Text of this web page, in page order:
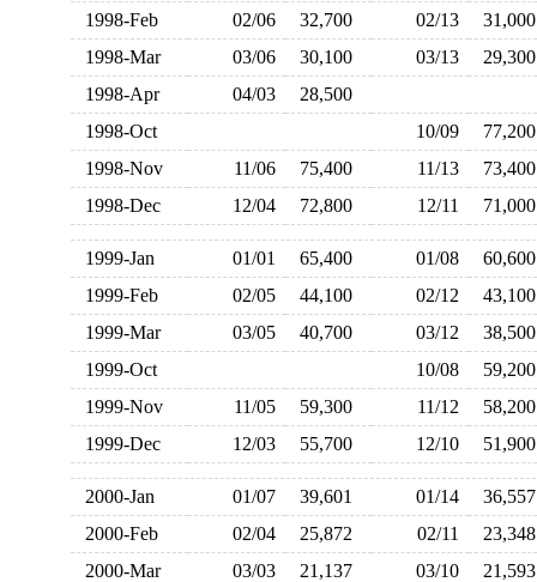
1998-Feb
02/06 32,700 02/13
1998-Mar
03/06 30,100 03/13
1998-Apr
04/03
28,500
1998-Oct
10/09
1998-Nov
11/06 75,400 11/13
1998-Dec
12/04 72,800 12/11
1999-Jan 01/01 65,400 01/08
1999-Feb
02/05 44,100 02/12
1999-Mar
03/05 40,700 03/12
1999-Oct
10/08
1999-Nov
11/05 59,300 11/12
1999-Dec
12/03 55,700 12/10
2000-Jan 01/07 39,601 01/14
2000-Feb
02/04 25,872 02/11
2000-Mar
03/03 21,137 03/10